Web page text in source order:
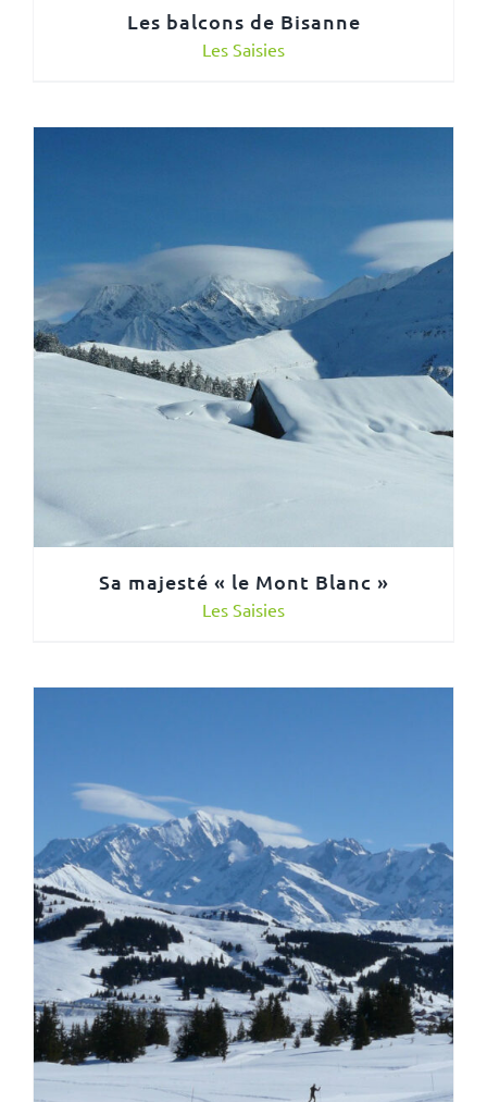
Les balcons de Bisanne
Les Saisies
Sa majesté « le Mont Blanc »
Les Saisies